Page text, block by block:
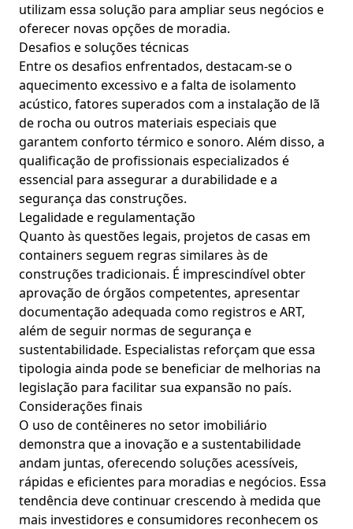
utilizam essa solução para ampliar seus negócios e
oferecer novas opções de moradia.
Desafios e soluções técnicas
Entre os desafios enfrentados, destacam-se o
aquecimento excessivo e a falta de isolamento
acústico, fatores superados com a instalação de lã
de rocha ou outros materiais especiais que
garantem conforto térmico e sonoro. Além disso, a
qualificação de profissionais especializados é
essencial para assegurar a durabilidade e a
segurança das construções.
Legalidade e regulamentação
Quanto às questões legais, projetos de casas em
containers seguem regras similares às de
construções tradicionais. É imprescindível obter
aprovação de órgãos competentes, apresentar
documentação adequada como registros e ART,
além de seguir normas de segurança e
sustentabilidade. Especialistas reforçam que essa
tipologia ainda pode se beneficiar de melhorias na
legislação para facilitar sua expansão no país.
Considerações finais
O uso de contêineres no setor imobiliário
demonstra que a inovação e a sustentabilidade
andam juntas, oferecendo soluções acessíveis,
rápidas e eficientes para moradias e negócios. Essa
tendência deve continuar crescendo à medida que
mais investidores e consumidores reconhecem os